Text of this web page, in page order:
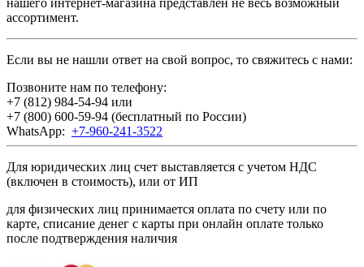
ассортимент.
Если вы не нашли ответ на свой вопрос, то свяжитесь с нами:
Позвоните нам по телефону:
+7 (812) 984-54-94 или
+7 (800) 600-59-94 (бесплатный по России)
WhatsApp: +7-960-241-3522
Для юридических лиц счет выставляется с учетом НДС
(включен в стоимость), или от ИП
для физических лиц принимается оплата по счету или по
карте, списание денег с карты при онлайн оплате только
после подтверждения наличия